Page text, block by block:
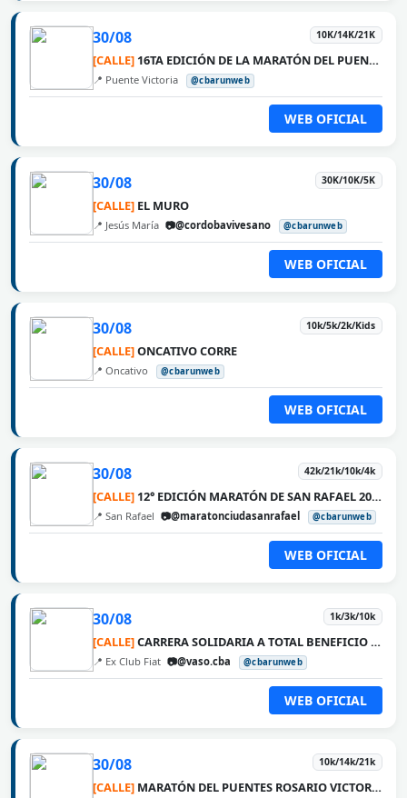
30/08 10K/14K/21K
[CALLE] 16TA EDICIÓN DE LA MARATÓN DEL PUENTE ROSARIO VICTORIA
📍 Puente Victoria @cbarunweb
WEB OFICIAL
30/08 30K/10K/5K
[CALLE] EL MURO
📍 Jesús María 📷@cordobavivesano @cbarunweb
WEB OFICIAL
30/08 10k/5k/2k/Kids
[CALLE]ONCATIVO CORRE
📍 Oncativo @cbarunweb
WEB OFICIAL
30/08 42k/21k/10k/4k
[CALLE] 12° EDICIÓN MARATÓN DE SAN RAFAEL 2026
📍 San Rafael 📷@maratonciudasanrafael @cbarunweb
WEB OFICIAL
30/08 1k/3k/10k
[CALLE]CARRERA SOLIDARIA A TOTAL BENEFICIO DE VASO
📍 Ex Club Fiat 📷@vaso.cba @cbarunweb
WEB OFICIAL
30/08 10k/14k/21k
[CALLE] MARATÓN DEL PUENTES ROSARIO VICTORIA